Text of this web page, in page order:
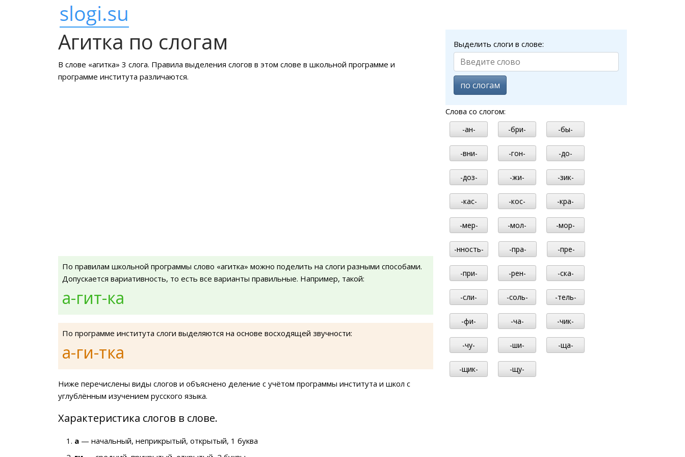
Агитка по слогам
В слове «агитка» 3 слога. Правила выделения слогов в этом слове в школьной программе и
программе института различаются.
По правилам школьной программы слово «агитка» можно поделить на слоги разными способами.
Допускается вариативность, то есть все варианты правильные. Например, такой:
а-гит-ка
По программе института слоги выделяются на основе восходящей звучности:
а-ги-тка
Ниже перечислены виды слогов и объяснено деление с учётом программы института и школ с
углублённым изучением русского языка.
Характеристика слогов в слове.
а — начальный, неприкрытый, открытый, 1 буква
Выделить слоги в слове:
по слогам
Слова со слогом:
-ан- -бри- -бы-
-вни- -гон- -до-
-доз- -жи- -зик-
-кас- -кос- -кра-
-мер- -мол- -мор-
-нность- -пра- -пре-
-при- -рен- -ска-
-сли- -соль- -тель-
-фи- -ча- -чик-
-чу- -ши- -ща-
-щик- -щу-